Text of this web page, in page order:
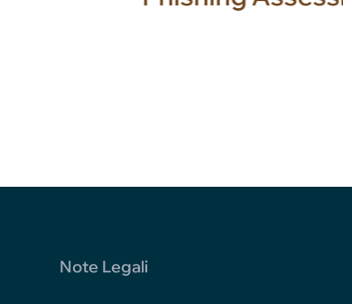
Note Legali